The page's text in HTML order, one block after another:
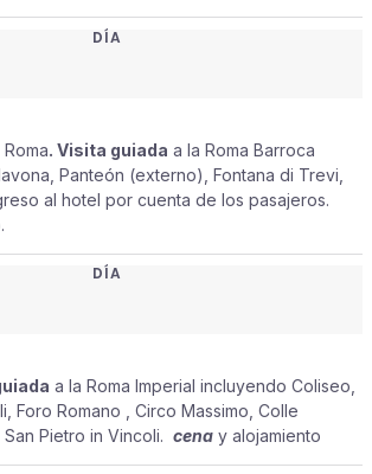
DÍA
. Visita guiada a la Roma Barroca
Panteón (externo), Fontana di Trevi,
al hotel por cuenta de los pasajeros.
DÍA
a la Roma Imperial incluyendo Coliseo,
Foro Romano , Circo Massimo, Colle
Pietro in Vincoli. cena y alojamiento